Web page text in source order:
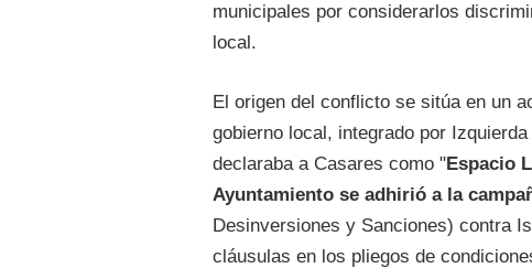
municipales por considerarlos
local.
El origen del conflicto se sitúa en un
gobierno local, integrado por
declaraba a Casares como "Espacio
Ayuntamiento se adhirió a la
Desinversiones y Sanciones) contra
cláusulas en los pliegos de